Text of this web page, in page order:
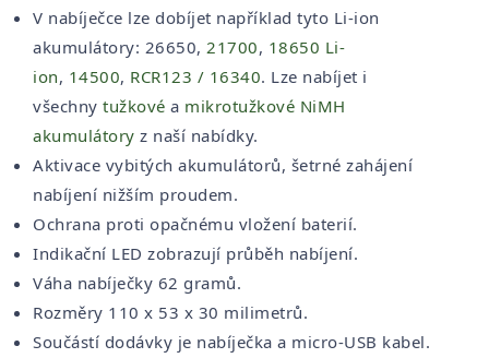
V nabíječce lze dobíjet například tyto Li-ion
akumulátory: 26650, 21700, 18650 Li-
ion, 14500, RCR123 / 16340. Lze nabíjet i
všechny tužkové a mikrotužkové NiMH
akumulátory z naší nabídky.
Aktivace vybitých akumulátorů, šetrné zahájení
nabíjení nižším proudem.
Ochrana proti opačnému vložení baterií.
Indikační LED zobrazují průběh nabíjení.
Váha nabíječky 62 gramů.
Rozměry 110 x 53 x 30 milimetrů.
Součástí dodávky je nabíječka a micro-USB kabel.